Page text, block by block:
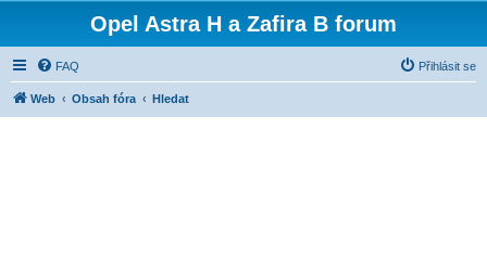
Opel Astra H a Zafira B forum
FAQ Přihlásit se
Web Obsah fóra Hledat